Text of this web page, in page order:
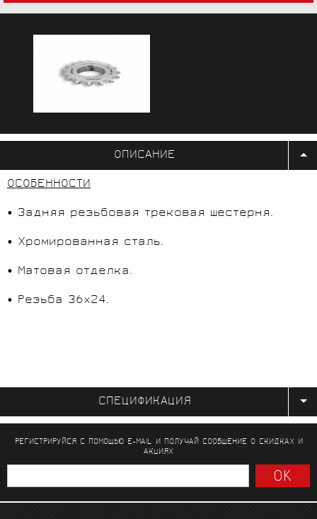
ОПИСАНИЕ
ОСОБЕННОСТИ
• Задняя резьбовая трековая шестерня.
• Хромированная сталь.
• Матовая отделка.
• Резьба 36x24.
СПЕЦИФИКАЦИЯ
РЕГИСТРИРУЙСЯ С ПОМОЩЬЮ E-MAIL И ПОЛУЧАЙ СООБЩЕНИЕО СКИДКАХ И
АКЦИЯХ